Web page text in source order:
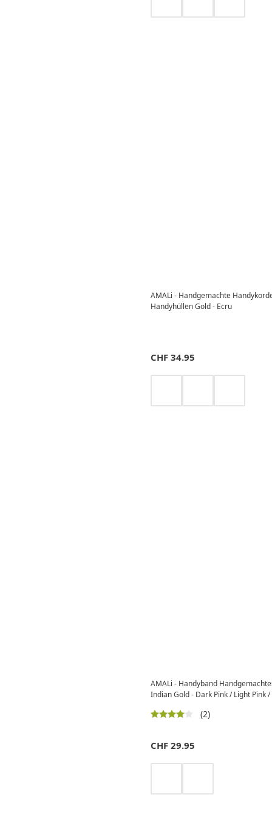
AMALi - Handgemachte
Handyhüllen Gold - Ecru
CHF 34.95
AMALi - Handyband
Indian Gold - Dark Pink / Light Pink
(2)
CHF 29.95